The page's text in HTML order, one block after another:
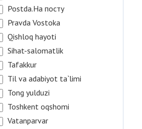
Postda.На посту
Pravda Vostoka
Qishloq hayoti
Sihat-salomatlik
Tafakkur
Til va adabiyot ta`limi
Tong yulduzi
Toshkent oqshomi
Vatanparvar